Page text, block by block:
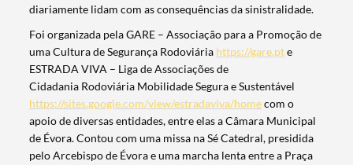
diariamente lidam com as consequências da sinistralidade.
Foi organizada pela GARE – Associação para a Promoção de
uma Cultura de Segurança Rodoviária https://gare.pte
ESTRADA VIVA – Liga de Associações de
Cidadania Rodoviária Mobilidade Segura e Sustentável
https://sites.google.com/view/estradaviva/homecom o
apoio de diversas entidades, entre elas a Câmara Municipal
de Évora. Contou com uma missa na Sé Catedral, presidida
pelo Arcebispo de Évora e uma marcha lenta entre a Praça